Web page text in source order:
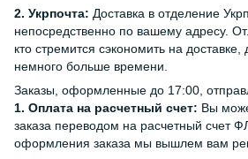
2. Укрпочта: Доставка в отделение
непосредственно по вашему адресу.
кто стремится сэкономить на
немного больше времени.
Заказы, оформленные до 17:00,
1. Оплата на расчетный счет: Вы
заказа переводом на расчетный счет
оформления заказа мы вышлем вам